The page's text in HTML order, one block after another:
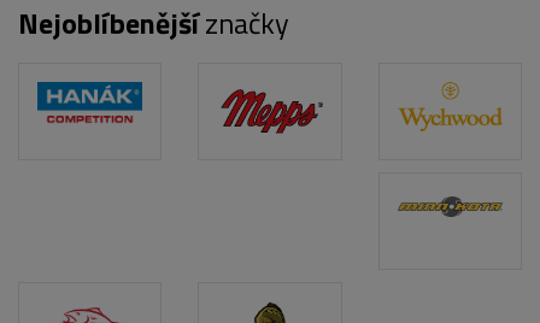
Nejoblíbenějšíznačky